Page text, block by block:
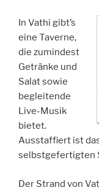
In Vathi gibt’s
eine Taverne,
die zumindest
Getränke und
Salat sowie
begleitende
Live-Musik
bietet.
Ausstaffiert ist
selbstgefertigten
Der Strand von